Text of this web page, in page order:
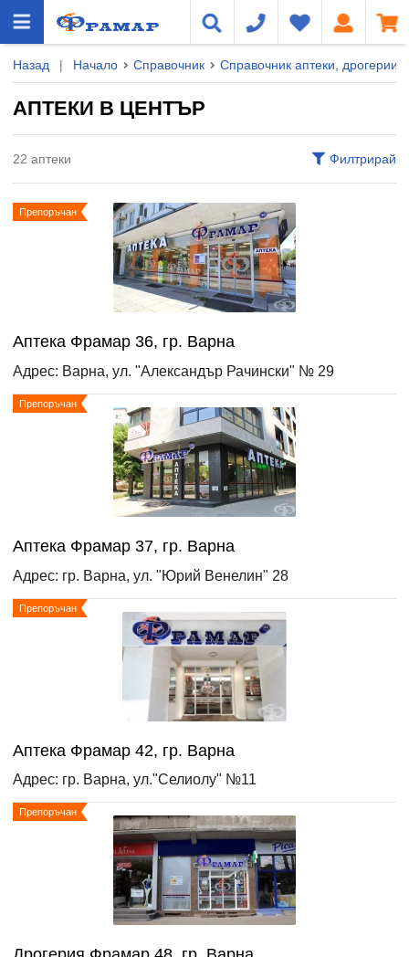
Назад | Начало Справочник Справочник аптеки, дрогерии
АПТЕКИ В ЦЕНТЪР
22 аптеки Филтрирай
Препоръчан
Аптека Фрамар 36, гр. Варна
Адрес: Варна, ул. "Александър Рачински" № 29
Препоръчан
Аптека Фрамар 37, гр. Варна
Адрес: гр. Варна, ул. "Юрий Венелин" 28
Препоръчан
Аптека Фрамар 42, гр. Варна
Адрес: гр. Варна, ул."Селиолу" №11
Препоръчан